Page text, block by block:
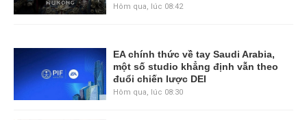
Hôm qua, lúc 08:42
EA chính thức về tay Saudi Arabia,
một số studio khẳng định vẫn theo
đuổi chiến lược DEI
Hôm qua, lúc 08:30